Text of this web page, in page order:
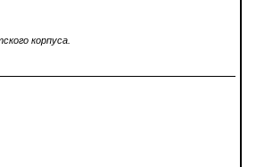
корпуса.